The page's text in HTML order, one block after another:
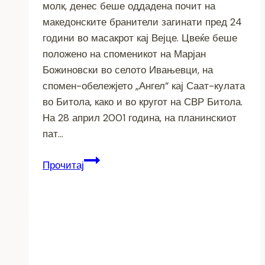
молк, денес беше оддадена почит на
македонските бранители загинати пред 24
години во масакрот кај Вејце. Цвеќе беше
положено на споменикот на Марјан
Божиновски во селото Ивањевци, на
спомен-обележјето „Ангел“ кај Саат-кулата
во Битола, како и во кругот на СВР Битола.
На 28 април 2001 година, на планинскиот
пат…
ПрочитајОдадено